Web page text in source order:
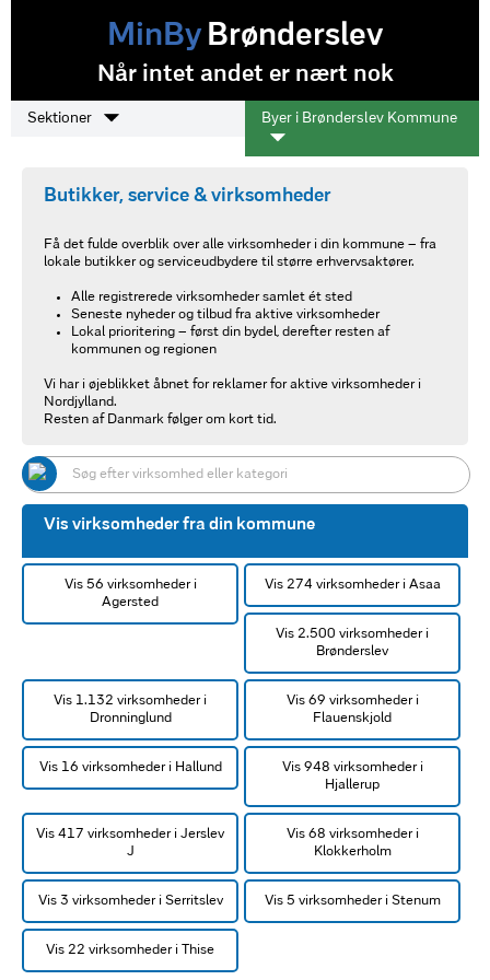
MinByBrønderslev
Når intet andet er nært nok
Sektioner Byer i Brønderslev Kommune
Butikker, service & virksomheder
Få det fulde overblik over alle virksomheder i din kommune – fra
lokale butikker og serviceudbydere til større erhvervsaktører.
Alle registrerede virksomheder samlet ét sted
Seneste nyheder og tilbud fra aktive virksomheder
Lokal prioritering – først din bydel, derefter resten af
kommunen og regionen
Vi har i øjeblikket åbnet for reklamer for aktive virksomheder i
Nordjylland.
Resten af Danmark følger om kort tid.
Vis virksomheder fra din kommune
Vis 56 virksomheder i
Agersted
Vis 274 virksomheder i Asaa
Vis 2.500 virksomheder i
Brønderslev
Vis 1.132 virksomheder i
Dronninglund
Vis 69 virksomheder i
Flauenskjold
Vis 16 virksomheder i Hallund
Vis 948 virksomheder i
Hjallerup
Vis 417 virksomheder i Jerslev
J
Vis 68 virksomheder i
Klokkerholm
Vis 3 virksomheder i Serritslev Vis 5 virksomheder i Stenum
Vis 22 virksomheder i Thise